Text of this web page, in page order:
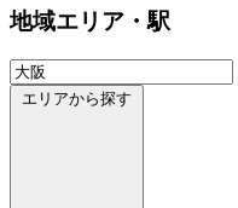
地域エリア・駅
エリアから探す